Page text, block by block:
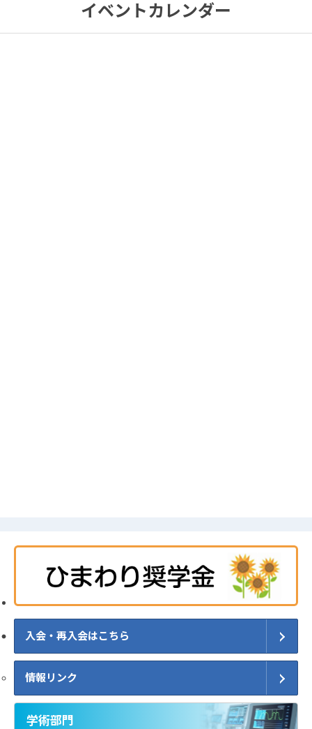
イベントカレンダー
入会・再入会はこちら
情報リンク
学術部門